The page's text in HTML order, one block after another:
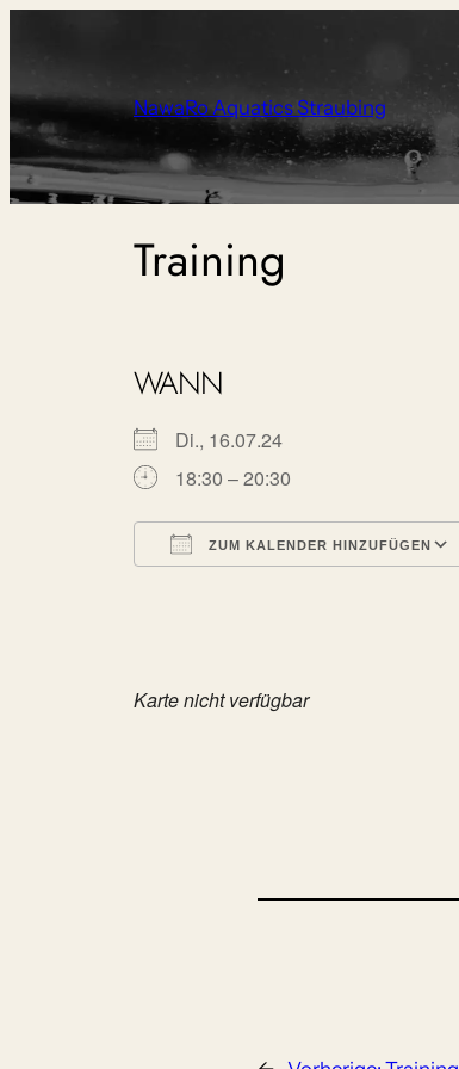
NawaRo Aquatics Straubing
Training
WANN
Di., 16.07.24
18:30 – 20:30
ZUM KALENDER HINZUFÜGEN
Karte nicht verfügbar